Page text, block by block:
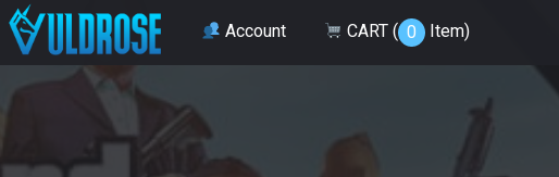
Account CART ( 0 Item)